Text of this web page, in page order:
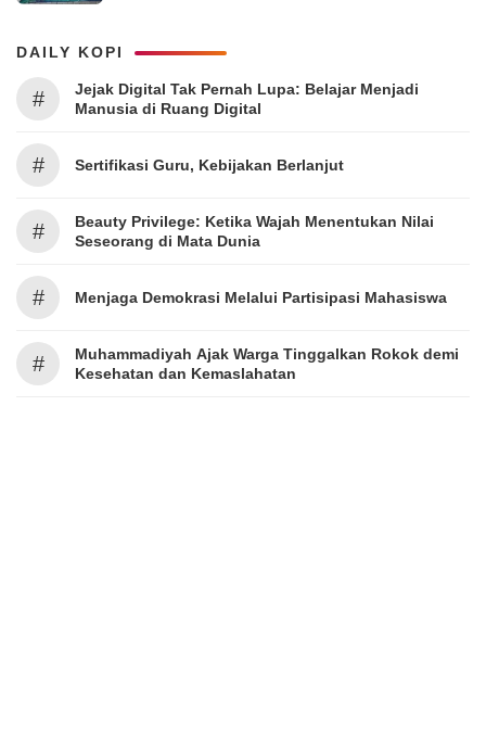
DAILY KOPI
#
Jejak Digital Tak Pernah Lupa: Belajar Menjadi
Manusia di Ruang Digital
# Sertifikasi Guru, Kebijakan Berlanjut
#
Beauty Privilege: Ketika Wajah Menentukan Nilai
Seseorang di Mata Dunia
# Menjaga Demokrasi Melalui Partisipasi Mahasiswa
#
Muhammadiyah Ajak Warga Tinggalkan Rokok demi
Kesehatan dan Kemaslahatan